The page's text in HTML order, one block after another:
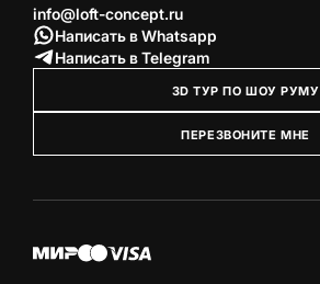
info@loft-concept.ru
Написать в Whatsapp
Написать в Telegram
3D ТУР ПО ШОУ РУМУ
ПЕРЕЗВОНИТЕ МНЕ